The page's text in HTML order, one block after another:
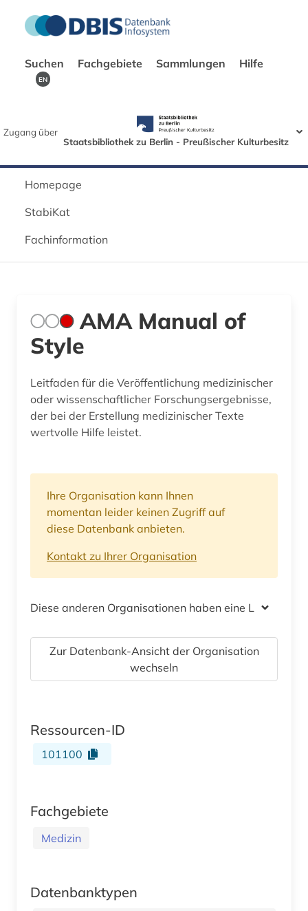
Suchen Fachgebiete Sammlungen Hilfe
EN
Zugang über
Staatsbibliothek zu Berlin - Preußischer Kulturbesitz
Homepage
StabiKat
Fachinformation
AMA Manual of
Style
Leitfaden für die Veröffentlichung medizinischer
oder wissenschaftlicher Forschungsergebnisse,
der bei der Erstellung medizinischer Texte
wertvolle Hilfe leistet.
Ihre Organisation kann Ihnen
momentan leider keinen Zugriff auf
diese Datenbank anbieten.
Kontakt zu Ihrer Organisation
Diese anderen Organisationen haben eine Lizenz
Zur Datenbank-Ansicht der Organisation
wechseln
Ressourcen-ID
101100
Fachgebiete
Medizin
Datenbanktypen